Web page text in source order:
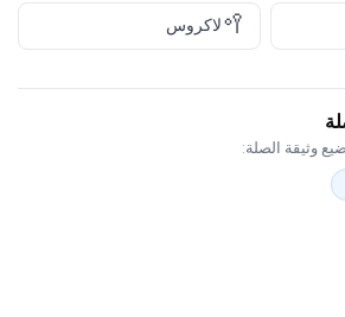
🥍لاكروس
وثيقة الصلة: